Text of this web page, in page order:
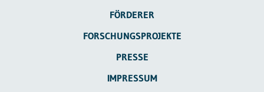
FÖRDERER
FORSCHUNGSPROJEKTE
PRESSE
IMPRESSUM